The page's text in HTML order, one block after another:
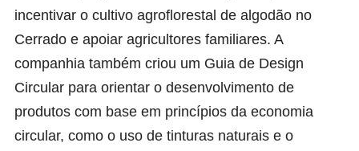
incentivar o cultivo agroflorestal de algodão no
Cerrado e apoiar agricultores familiares. A
companhia também criou um Guia de Design
Circular para orientar o desenvolvimento de
produtos com base em princípios da economia
circular, como o uso de tinturas naturais e o